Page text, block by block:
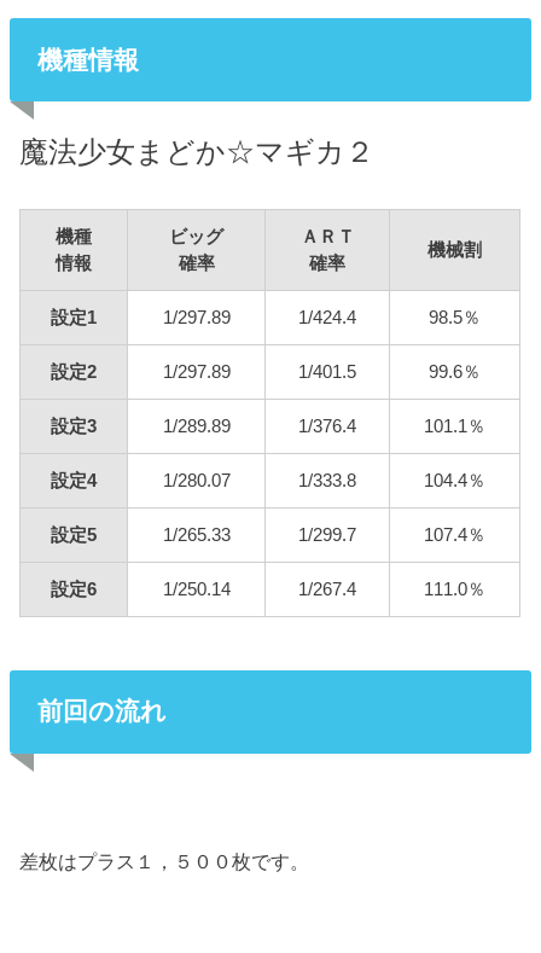
機種情報
魔法少女まどか☆マギカ２
機種
情報
ビッグ
確率
ＡＲＴ
確率
機械割
設定1 1/297.89 1/424.4 98.5％
設定2 1/297.89 1/401.5 99.6％
設定3 1/289.89 1/376.4 101.1％
設定4 1/280.07 1/333.8 104.4％
設定5 1/265.33 1/299.7 107.4％
設定6 1/250.14 1/267.4 111.0％
前回の流れ
差枚はプラス１，５００枚です。